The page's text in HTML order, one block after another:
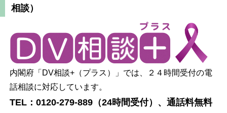
相談）
内閣府「DV相談+（プラス）」では、２４時間受付の電
話相談に対応しています。
TEL：0120-279-889（24時間受付）、通話料無料